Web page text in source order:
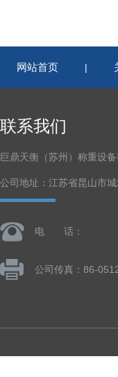
网站首页 |
联系我们
巨鼎天衡（苏州）称重设备
公司地址：江苏省昆山市
电 话：